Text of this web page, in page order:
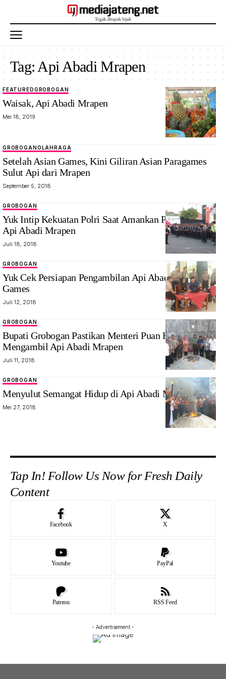
Tag: Api Abadi Mrapen
FEATUREDGROBOGAN
Waisak, Api Abadi Mrapen
Mei 18, 2019
GROBOGANOLAHRAGA
Setelah Asian Games, Kini Giliran Asian Paragames
Sulut Api dari Mrapen
September 5, 2018
GROBOGAN
Yuk Intip Kekuatan Polri Saat Amankan Pengambilan
Api Abadi Mrapen
Juli 18, 2018
GROBOGAN
Yuk Cek Persiapan Pengambilan Api Abadi Asian
Games
Juli 12, 2018
GROBOGAN
Bupati Grobogan Pastikan Menteri Puan Hadir
Mengambil Api Abadi Mrapen
Juli 11, 2018
GROBOGAN
Menyulut Semangat Hidup di Api Abadi Mrapen
Mei 27, 2018
Tap In! Follow Us Now for Fresh Daily
Content
Facebook X
Youtube PayPal
Patreon RSS Feed
- Advertisement -